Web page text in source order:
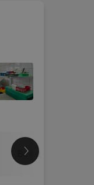
Все цены